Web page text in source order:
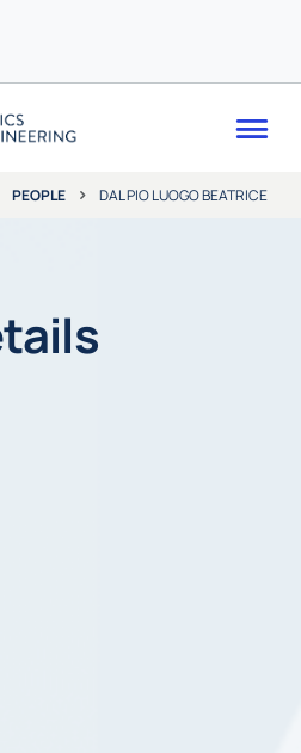
PEOPLE DAL PIO LUOGO BEATRICE